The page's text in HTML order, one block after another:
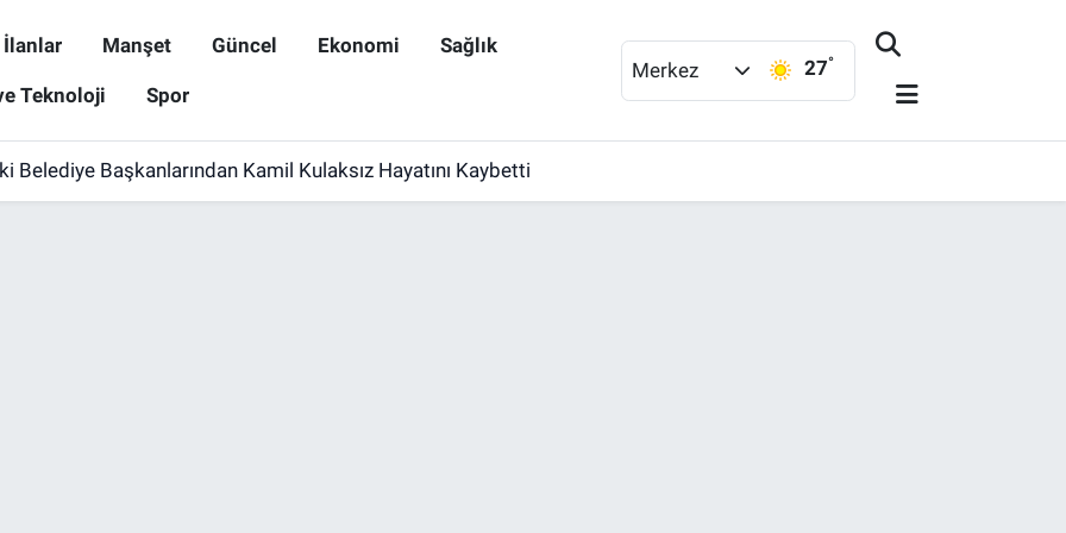
İlanlar Manşet Güncel Ekonomi Sağlık
Teknoloji Spor
Merkez 27°
Belediye Başkanlarından Kamil Kulaksız Hayatını Kaybetti